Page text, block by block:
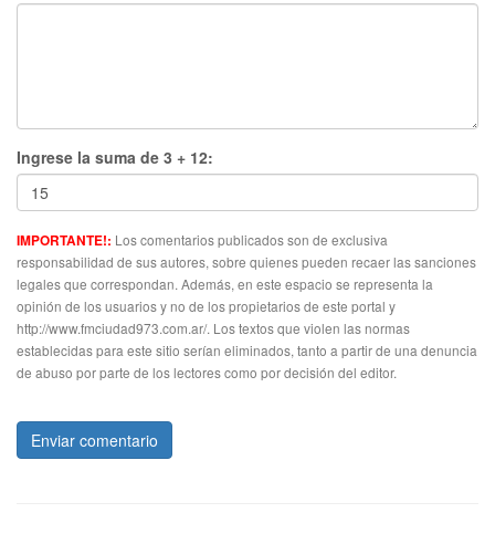
Ingrese la suma de 3 + 12:
IMPORTANTE!: Los comentarios publicados son de exclusiva
responsabilidad de sus autores, sobre quienes pueden recaer las sanciones
legales que correspondan. Además, en este espacio se representa la
opinión de los usuarios y no de los propietarios de este portal y
http://www.fmciudad973.com.ar/. Los textos que violen las normas
establecidas para este sitio serían eliminados, tanto a partir de una denuncia
de abuso por parte de los lectores como por decisión del editor.
Enviar comentario